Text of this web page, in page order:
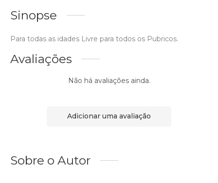
Sinopse
Para todas as idades Livre para todos os Pubricos.
Avaliações
Não há avaliações ainda.
Adicionar uma avaliação
Sobre o Autor